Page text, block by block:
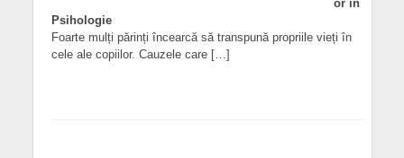
or în
Psihologie
Foarte mulți părinți încearcă să transpună propriile vieți în
cele ale copiilor. Cauzele care […]